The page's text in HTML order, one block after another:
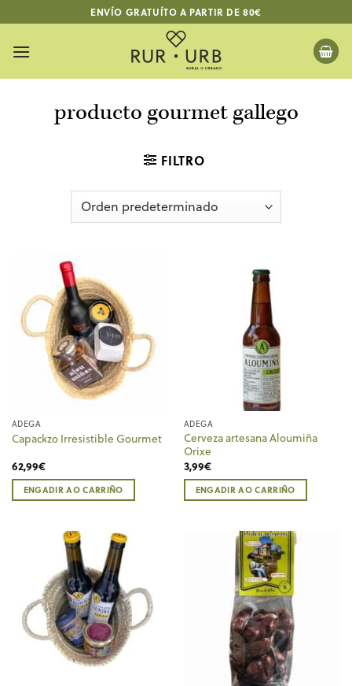
to
content
ENVÍO GRATUÍTO A PARTIR DE 80€
producto gourmet gallego
FILTRO
ADEGA
Capackzo Irresistible Gourmet
62,99€
ENGADIR AO CARRIÑO
ADEGA
Cerveza artesana Aloumiña
Orixe
3,99€
ENGADIR AO CARRIÑO